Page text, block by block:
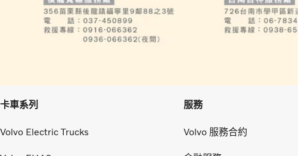
卡車系列
Volvo Electric Trucks
服務
Volvo 服務合約